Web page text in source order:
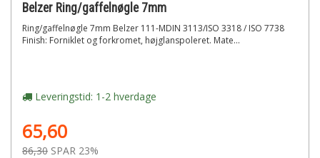
Belzer Ring/gaffelnøgle 7mm
Ring/gaffelnøgle 7mm Belzer 111-MDIN 3113/ISO 3318 / ISO 7738
Finish: Forniklet og forkromet, højglanspoleret. Mate...
Leveringstid: 1-2 hverdage
65,60
86,30 SPAR 23%